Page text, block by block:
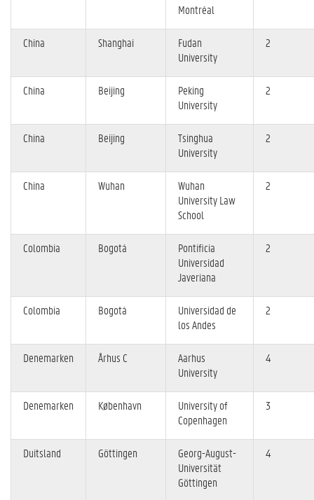
Montréal
China Shanghai
Fudan
University
2
China Beijing
Peking
University
2
China Beijing
Tsinghua
University
2
China Wuhan
Wuhan
University Law
School
2
Colombia Bogotá
Pontificia
Universidad
Javeriana
2
Colombia Bogotá
Universidad de
los Andes
2
Denemarken Århus C
Aarhus
University
4
Denemarken København
University of
Copenhagen
3
Duitsland Göttingen
Georg-August-
Universität
Göttingen
4